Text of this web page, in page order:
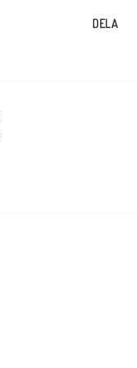
DELA